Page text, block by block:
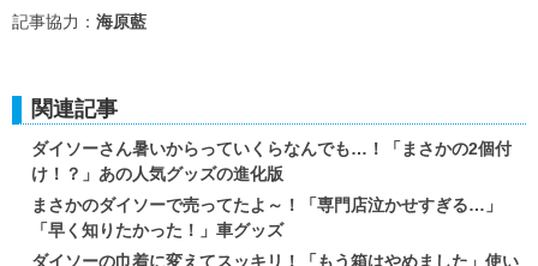
記事協力： 海原藍
関連記事
ダイソーさん暑いからっていくらなんでも…！「まさかの2個付
け！？」あの人気グッズの進化版
まさかのダイソーで売ってたよ～！「専門店泣かせすぎる…」
「早く知りたかった！」車グッズ
ダイソーの巾着に変えてスッキリ！「もう箱はやめました」使い